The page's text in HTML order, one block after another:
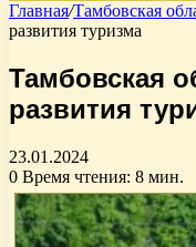
Главная/Тамбовская
развития туризма
Тамбовская
развития
23.01.2024
0 Время чтения: 8 мин.